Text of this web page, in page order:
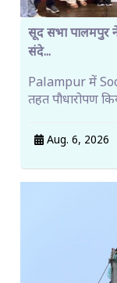
सूद सभा पालमपुर ने
संदे...
Palampur में
तहत पौधारोपण
Aug. 6, 2026